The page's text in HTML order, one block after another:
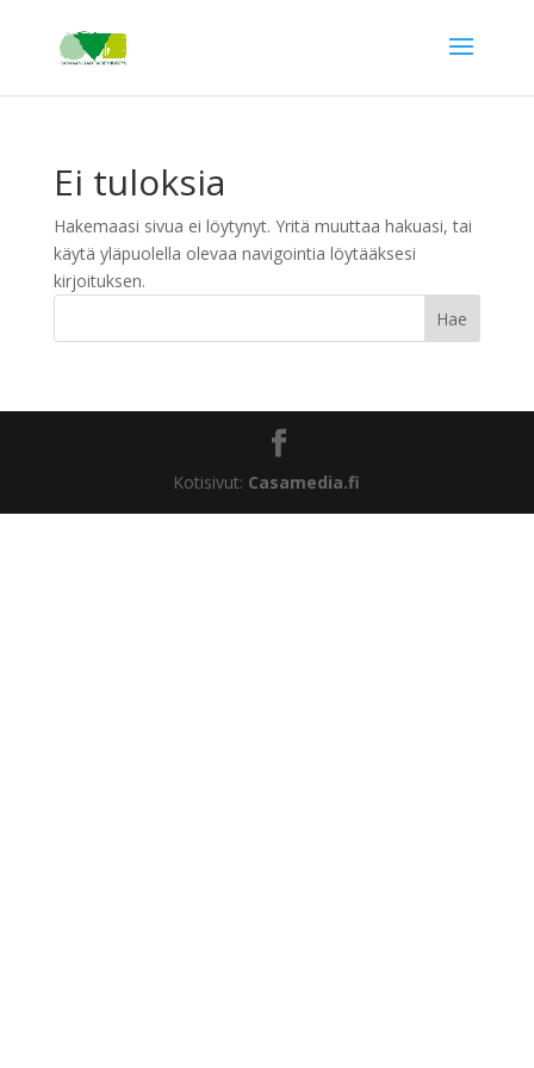
Ei tuloksia
Hakemaasi sivua ei löytynyt. Yritä muuttaa hakuasi, tai
käytä yläpuolella olevaa navigointia löytääksesi
kirjoituksen.
Kotisivut: Casamedia.fi